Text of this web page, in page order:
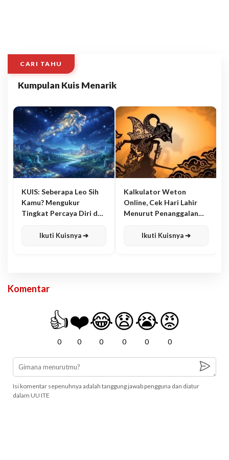
CARI TAHU
Kumpulan Kuis Menarik
KUIS: Seberapa Leo Sih
Kamu? Mengukur
Tingkat Percaya Diri dan
Ikuti Kuisnya ➔
Kalkulator Weton
Online, Cek Hari Lahir
Menurut Penanggalan
Ikuti Kuisnya ➔
Komentar
👍
0
❤️
0
😂
0
😧
0
😭
0
😡
0
Isi komentar sepenuhnya adalah tanggung jawab pengguna dan diatur
dalam UU ITE